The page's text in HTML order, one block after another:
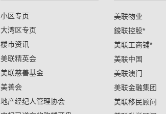
小区专页
大湾区专页
楼市资讯
美联精英会
美联慈善基金
美善会
地产经纪人管理协会
美联物业
鋑联控股*
美联工商铺*
美联中国
美联澳门
美联金融集团
美联移民顾问